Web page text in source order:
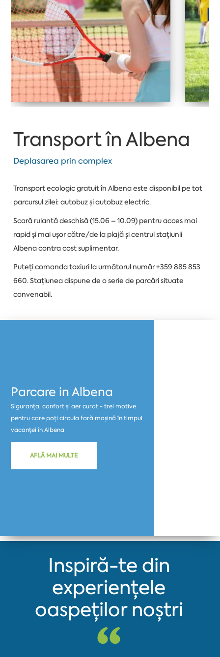
Transport în Albena
Deplasarea prin complex
Transport ecologic gratuit în Albena este disponibil pe tot
parcursul zilei: autobuz și autobuz electric.
Scară rulantă deschisă (15.06 – 10.09) pentru acces mai
rapid și mai ușor către/de la plajă și centrul stațiunii
Albena contra cost suplimentar.
Puteți comanda taxiuri la următorul număr +359 885 853
660. Stațiunea dispune de o serie de parcări situate
convenabil.
Parcare in Albena
Siguranța, confort și aer curat - trei motive
pentru care poți circula fară mașină în timpul
vacanței în Albena
AFLĂ MAI MULTE
Inspiră-te din
experiențele
oaspeților noștri